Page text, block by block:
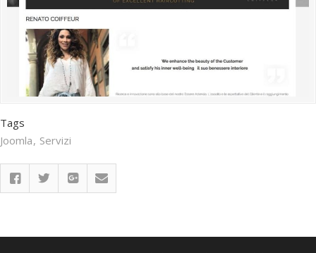
Tags
Joomla Servizi